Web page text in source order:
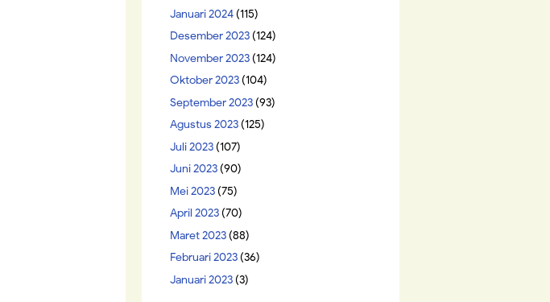
Januari 2024(115)
Desember 2023(124)
November 2023(124)
Oktober 2023(104)
September 2023(93)
Agustus 2023(125)
Juli 2023(107)
Juni 2023(90)
Mei 2023(75)
April 2023(70)
Maret 2023(88)
Februari 2023(36)
Januari 2023(3)